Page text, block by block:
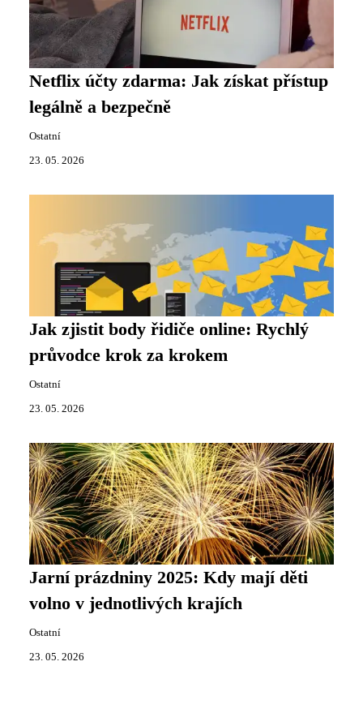
Netflix účty zdarma: Jak získat přístup
legálně a bezpečně
Ostatní
23. 05. 2026
Jak zjistit body řidiče online: Rychlý
průvodce krok za krokem
Ostatní
23. 05. 2026
Jarní prázdniny 2025: Kdy mají děti
volno v jednotlivých krajích
Ostatní
23. 05. 2026